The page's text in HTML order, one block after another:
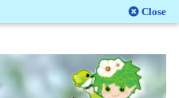
Close